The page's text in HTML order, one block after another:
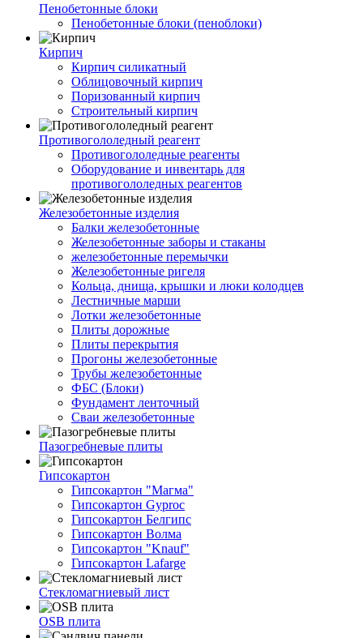
Пенобетонные блоки
Пенобетонные блоки (пеноблоки)
Кирпич
Кирпич силикатный
Облицовочный кирпич
Поризованный кирпич
Строительный кирпич
Противогололедный реагент
Противогололедные реагенты
Оборудование и инвентарь для
противогололедных реагентов
Железобетонные изделия
Балки железобетонные
Железобетонные заборы и стаканы
железобетонные перемычки
Железобетонные ригеля
Кольца, днища, крышки и люки колодцев
Лестничные марши
Лотки железобетонные
Плиты дорожные
Плиты перекрытия
Прогоны железобетонные
Трубы железобетонные
ФБС (Блоки)
Фундамент ленточный
Сваи железобетонные
Пазогребневые плиты
Гипсокартон
Гипсокартон "Магма"
Гипсокартон Gyproc
Гипсокартон Белгипс
Гипсокартон Волма
Гипсокартон "Knauf"
Гипсокартон Lafarge
Стекломагниевый лист
OSB плита